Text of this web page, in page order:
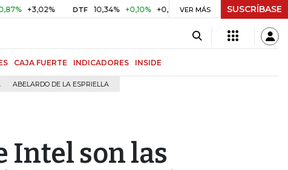
DTF 10,34% +0,10% +0,98% UVR $ 416,91 +$ 0,05 +0,01%
VER MÁS SUSCRÍBASE
CAJA FUERTE INDICADORES INSIDE
ABELARDO DE LA ESPRIELLA
Intel son las